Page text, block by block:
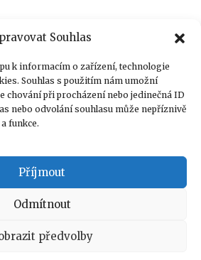
Souhlas
k informacím o zařízení, technologie
Souhlas s použitím nám umožní
chování při procházení nebo jedinečná ID
nebo odvolání souhlasu může nepříznivě
funkce.
Příjmout
Odmítnout
předvolby